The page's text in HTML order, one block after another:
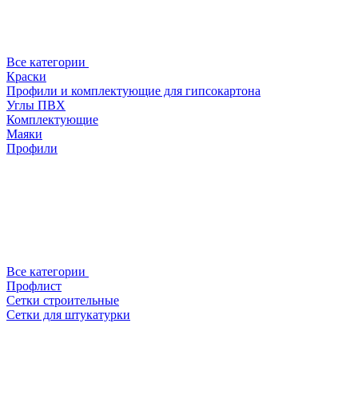
Все категории
Краски
Профили и комплектующие для гипсокартона
Углы ПВХ
Комплектующие
Маяки
Профили
Все категории
Профлист
Сетки строительные
Сетки для штукатурки